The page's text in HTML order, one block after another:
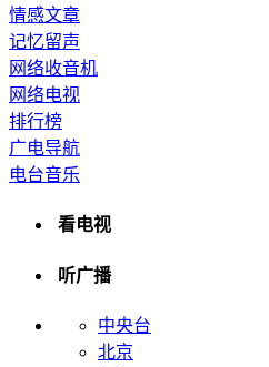
情感文章
记忆留声
网络收音机
网络电视
排行榜
广电导航
电台音乐
看电视
听广播
中央台
北京